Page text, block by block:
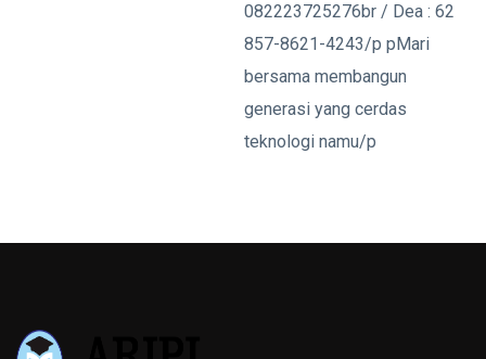
082223725276br / Dea : 62
857-8621-4243/p pMari
bersama membangun
generasi yang cerdas
teknologi namu/p